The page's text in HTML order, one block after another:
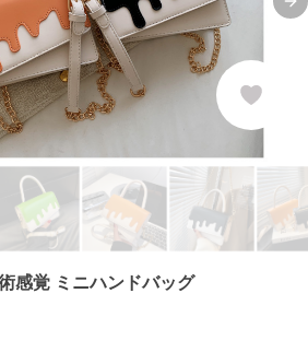
感覚 ミニハンドバッグ